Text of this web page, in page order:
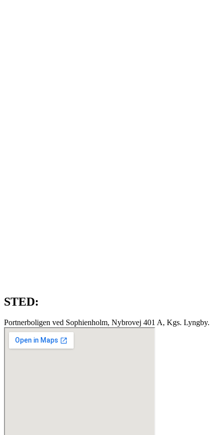
STED:
Portnerboligen ved Sophienholm, Nybrovej 401 A, Kgs. Lyngby.